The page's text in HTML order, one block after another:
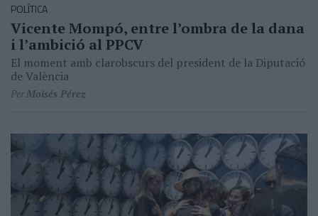
POLÍTICA
Vicente Mompó, entre l’ombra de la dana
i l’ambició al PPCV
El moment amb clarobscurs del president de la Diputació
de València
PerMoisés Pérez